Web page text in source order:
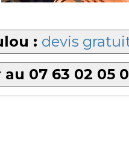
: devis
07 63 02 05